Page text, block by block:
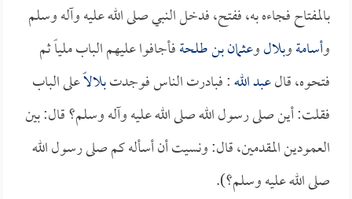
بالمفتاح فجاءه به، ففتح، فدخل النبي صلى الله عليه وآله وسلم
وأسامةوبلالوعثمان بن طلحةفأجافوا عليهم الباب ملياً ثم
فتحوه، قالعبد الله: فبادرت الناس فوجدتبلالاًعلى الباب
فقلت: أين صلى رسول الله صلى الله عليه وآله وسلم؟ قال: بين
العمودين المقدمين، قال: ونسيت أن أسأله كم صلى رسول الله
صلى الله عليه وسلم؟).